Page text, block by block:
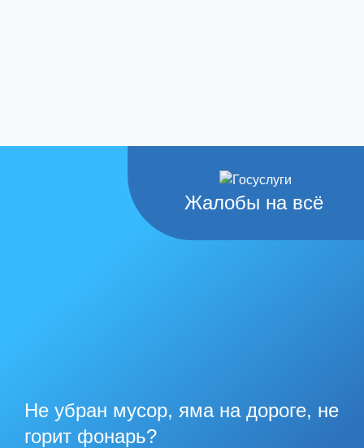
Жалобы на всё
Не убран мусор, яма на дороге, не
горит фонарь?